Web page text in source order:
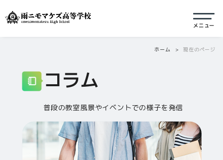
ホーム 現在のページ
コラム
普段の教室風景やイベントでの様子を発信